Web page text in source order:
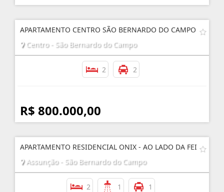
APARTAMENTO CENTRO SÃO BERNARDO DO CAMPO
Centro - São Bernardo do Campo
2 2
R$ 800.000,00
APARTAMENTO RESIDENCIAL ONIX - AO LADO DA FEI
Assunção - São Bernardo do Campo
2 1 1